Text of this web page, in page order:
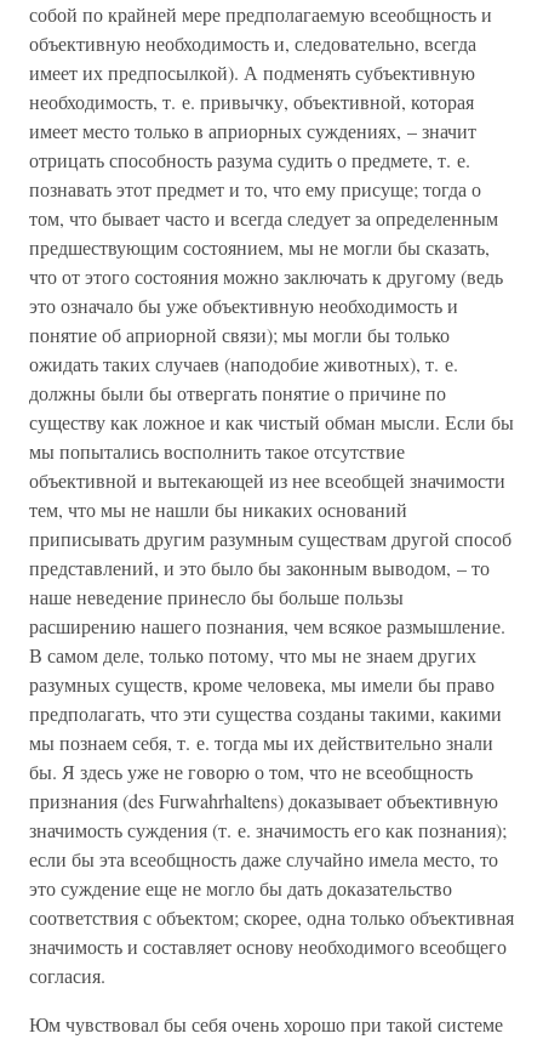
собой по крайней мере предполагаемую всеобщность и
объективную необходимость и, следовательно, всегда
имеет их предпосылкой). А подменять субъективную
необходимость, т. е. привычку, объективной, которая
имеет место только в априорных суждениях, – значит
отрицать способность разума судить о предмете, т. е.
познавать этот предмет и то, что ему присуще; тогда о
том, что бывает часто и всегда следует за определенным
предшествующим состоянием, мы не могли бы сказать,
что от этого состояния можно заключать к другому (ведь
это означало бы уже объективную необходимость и
понятие об априорной связи); мы могли бы только
ожидать таких случаев (наподобие животных), т. е.
должны были бы отвергать понятие о причине по
существу как ложное и как чистый обман мысли. Если бы
мы попытались восполнить такое отсутствие
объективной и вытекающей из нее всеобщей значимости
тем, что мы не нашли бы никаких оснований
приписывать другим разумным существам другой способ
представлений, и это было бы законным выводом, – то
наше неведение принесло бы больше пользы
расширению нашего познания, чем всякое размышление.
В самом деле, только потому, что мы не знаем других
разумных существ, кроме человека, мы имели бы право
предполагать, что эти существа созданы такими, какими
мы познаем себя, т. е. тогда мы их действительно знали
бы. Я здесь уже не говорю о том, что не всеобщность
признания (des Furwahrhaltens) доказывает объективную
значимость суждения (т. е. значимость его как познания);
если бы эта всеобщность даже случайно имела место, то
это суждение еще не могло бы дать доказательство
соответствия с объектом; скорее, одна только объективная
значимость и составляет основу необходимого всеобщего
согласия.
Юм чувствовал бы себя очень хорошо при такой системе